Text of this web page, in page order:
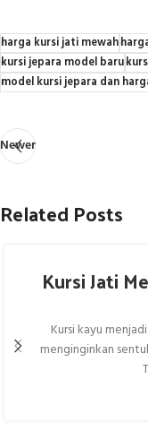
harga kursi jati mewah
kursi jepara model baru
model kursi jepara dan
Newer
Related Posts
Kursi Jati
Kursi kayu
menginginkan